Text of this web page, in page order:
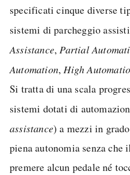
specificati cinque diverse
sistemi di parcheggio
Assistance,Partial
Automation,High
Si tratta di una scala
sistemi dotati di
assistance) a mezzi in
piena autonomia senza che
premere alcun pedale né